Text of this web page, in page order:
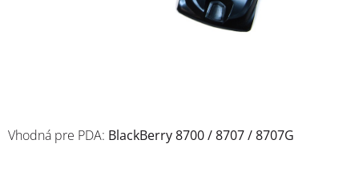
Vhodná pre PDA: BlackBerry 8700 / 8707 / 8707G